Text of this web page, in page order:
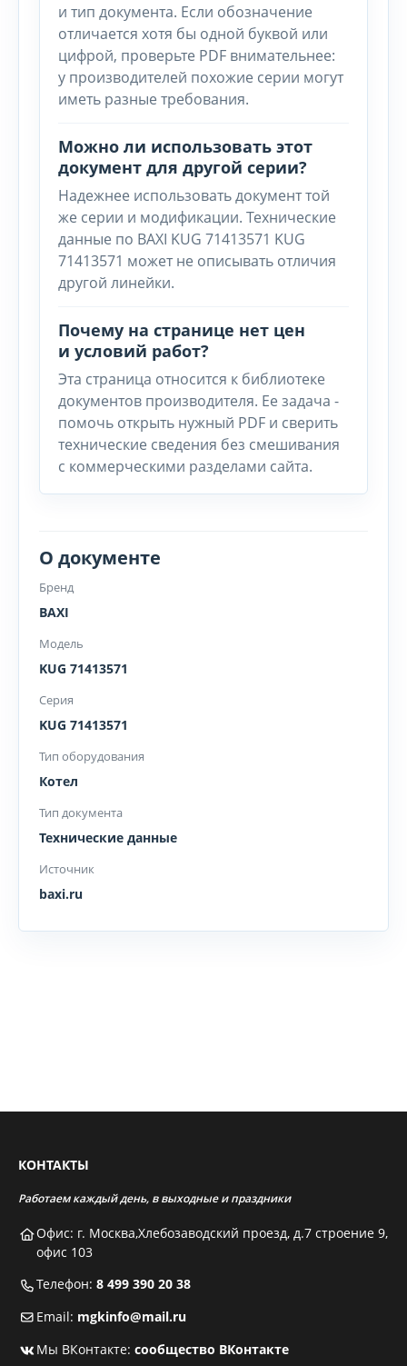
и тип документа. Если обозначение
отличается хотя бы одной буквой или
цифрой, проверьте PDF внимательнее:
у производителей похожие серии могут
иметь разные требования.
Можно ли использовать этот
документ для другой серии?
Надежнее использовать документ той
же серии и модификации. Технические
данные по BAXI KUG 71413571 KUG
71413571 может не описывать отличия
другой линейки.
Почему на странице нет цен
и условий работ?
Эта страница относится к библиотеке
документов производителя. Ее задача -
помочь открыть нужный PDF и сверить
технические сведения без смешивания
с коммерческими разделами сайта.
О документе
Бренд
BAXI
Модель
KUG 71413571
Серия
KUG 71413571
Тип оборудования
Котел
Тип документа
Технические данные
Источник
baxi.ru
КОНТАКТЫ
Работаем каждый день, в выходные и праздники
Офис: г. Москва,Хлебозаводский проезд, д.7 строение 9,
офис 103
Телефон: 8 499 390 20 38
Email: mgkinfo@mail.ru
Мы ВКонтакте: сообщество ВКонтакте